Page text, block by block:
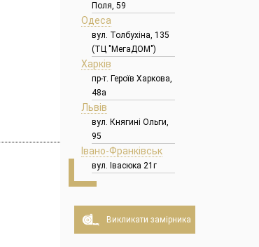
Поля, 59
Одеса
вул. Толбухіна, 135
(ТЦ "МегаДОМ")
Харків
пр-т. Героїв Харкова,
48а
Львів
вул. Княгині Ольги,
95
Івано-Франківськ
вул. Івасюка 21г
Викликати замірника